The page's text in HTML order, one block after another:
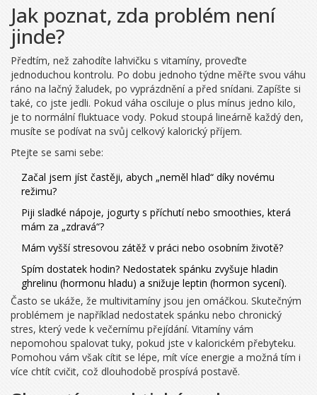
Jak poznat, zda problém není
jinde?
Předtím, než zahodíte lahvičku s vitamíny, proveďte
jednoduchou kontrolu. Po dobu jednoho týdne měřte svou váhu
ráno na lačný žaludek, po vyprázdnění a před snídani. Zapíšte si
také, co jste jedli. Pokud váha osciluje o plus mínus jedno kilo,
je to normální fluktuace vody. Pokud stoupá lineárně každý den,
musíte se podívat na svůj celkový kalorický příjem.
Ptejte se sami sebe:
Začal jsem jíst častěji, abych „neměl hlad“ díky novému
režimu?
Piji sladké nápoje, jogurty s příchutí nebo smoothies, která
mám za „zdravá“?
Mám vyšší stresovou zátěž v práci nebo osobním životě?
Spím dostatek hodin? Nedostatek spánku zvyšuje hladin
ghrelinu (hormonu hladu) a snižuje leptin (hormon sycení).
Často se ukáže, že multivitamíny jsou jen omáčkou. Skutečným
problémem je například nedostatek spánku nebo chronický
stres, který vede k večernímu přejídání. Vitamíny vám
nepomohou spalovat tuky, pokud jste v kalorickém přebyteku.
Pomohou vám však cítit se lépe, mít více energie a možná tím i
více chtít cvičit, což dlouhodobě prospívá postavě.